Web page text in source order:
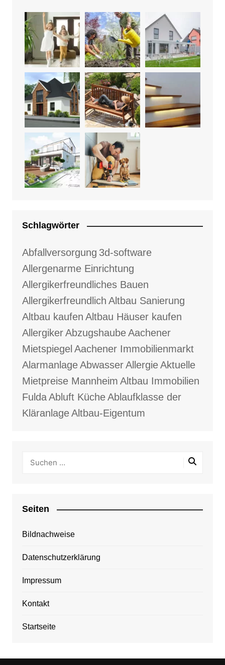
Schlagwörter
Abfallversorgung 3d-software
Allergenarme Einrichtung
Allergikerfreundliches Bauen
Allergikerfreundlich Altbau Sanierung
Altbau kaufen Altbau Häuser kaufen
AllergikerAbzugshaubeAachener
Mietspiegel Aachener Immobilienmarkt
AlarmanlageAbwasserAllergieAktuelle
Mietpreise Mannheim Altbau Immobilien
FuldaAbluft KücheAblaufklasse der
KläranlageAltbau-Eigentum
Seiten
Bildnachweise
Datenschutzerklärung
Impressum
Kontakt
Startseite